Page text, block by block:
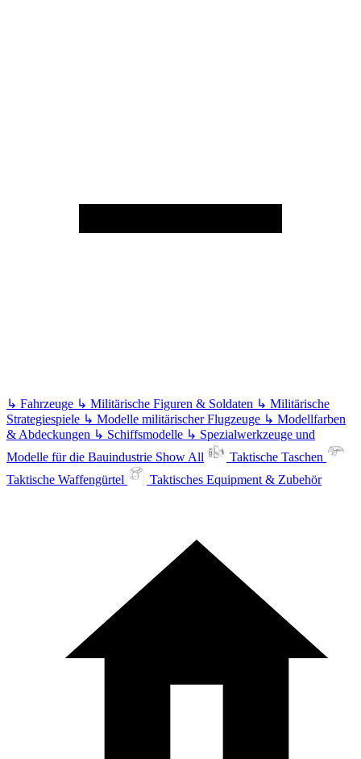
↳ Fahrzeuge ↳ Militärische Figuren & Soldaten ↳ Militärische
Strategiespiele ↳ Modelle militärischer Flugzeuge ↳ Modellfarben
& Abdeckungen ↳ Schiffsmodelle ↳ Spezialwerkzeuge und
Modelle für die Bauindustrie Show All
Taktische Taschen
Taktische Waffengürtel
Taktisches Equipment & Zubehör